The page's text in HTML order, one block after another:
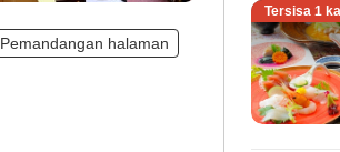
Pemandangan halaman
Tersisa 1